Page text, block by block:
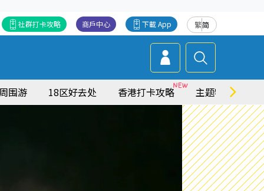
繁简
下載 App
商戶中心
社群打卡攻略
周围游 18区好去处 香港打卡攻略 主题特集